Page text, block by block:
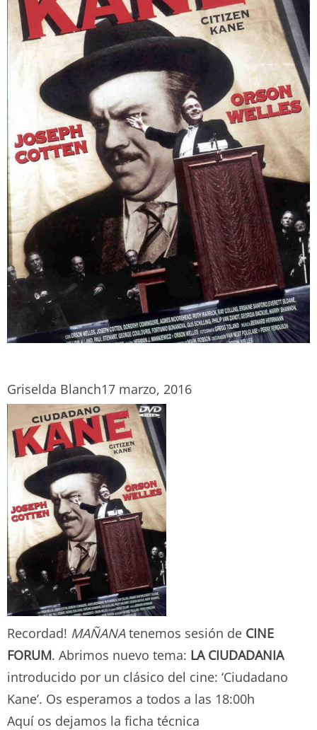
Griselda Blanch17 marzo, 2016
Recordad! MAÑANAtenemos sesión de CINE
FORUM. Abrimos nuevo tema: LA CIUDADANIA
introducido por un clásico del cine: ‘Ciudadano
Kane’. Os esperamos a todos a las 18:00h
Aquí os dejamos la ficha técnica